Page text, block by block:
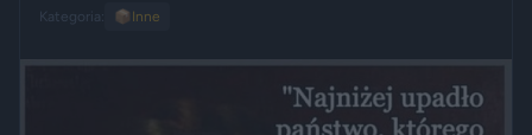
Kategoria: 📦 Inne